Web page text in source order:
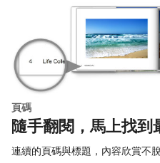
頁碼
隨手翻閱，馬上找到
連續的頁碼與標題，內容欣賞不脫